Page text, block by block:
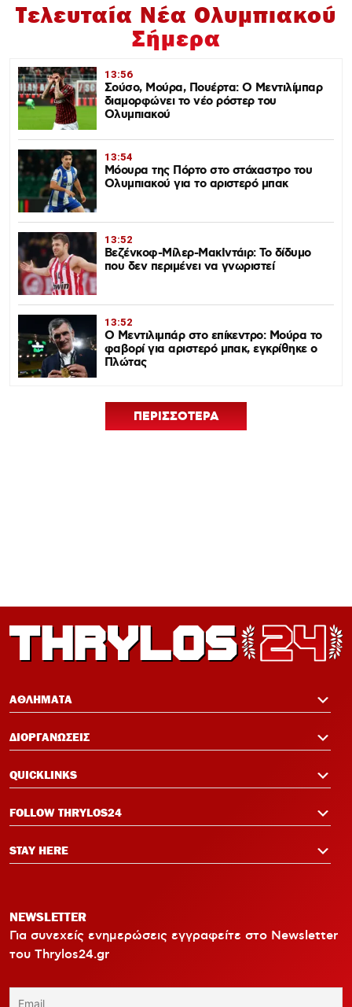
Τελευταία Νέα Ολυμπιακού
Σήμερα
13:56
Σούσο, Μούρα, Πουέρτα: Ο Μεντιλίμπαρ
διαμορφώνει το νέο ρόστερ του
Ολυμπιακού
13:54
Μόουρα της Πόρτο στο στόχαστρο του
Ολυμπιακού για το αριστερό μπακ
13:52
Βεζένκοφ-Μίλερ-ΜακΙντάιρ: Το δίδυμο
που δεν περιμένει να γνωριστεί
13:52
Ο Μεντιλιμπάρ στο επίκεντρο: Μούρα το
φαβορί για αριστερό μπακ, εγκρίθηκε ο
Πλώτας
ΠΕΡΙΣΣΟΤΕΡΑ
ΑΘΛΗΜΑΤΑ
ΔΙΟΡΓΑΝΩΣΕΙΣ
QUICKLINKS
FOLLOW THRYLOS24
STAY HERE
NEWSLETTER
Για συνεχείς ενημερώσεις εγγραφείτε στο Newsletter
του Thrylos24.gr